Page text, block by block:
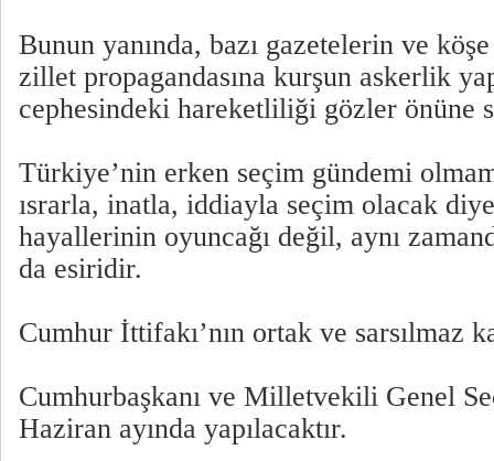
Bunun yanında, bazı gazetelerin ve
zillet propagandasına kurşun askerlik
cephesindeki hareketliliği gözler önüne
Türkiye’nin erken seçim gündemi
ısrarla, inatla, iddiayla seçim olacak
hayallerinin oyuncağı değil, aynı
da esiridir.
Cumhur İttifakı’nın ortak ve sarsılmaz
Cumhurbaşkanı ve Milletvekili Genel
Haziran ayında yapılacaktır.